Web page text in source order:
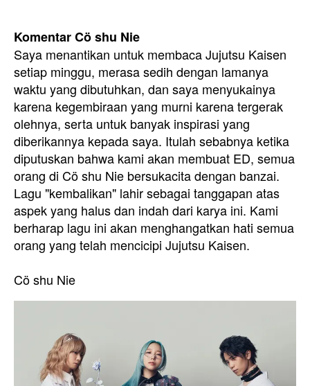
Komentar Cö shu Nie
Saya menantikan untuk membaca Jujutsu Kaisen
setiap minggu, merasa sedih dengan lamanya
waktu yang dibutuhkan, dan saya menyukainya
karena kegembiraan yang murni karena tergerak
olehnya, serta untuk banyak inspirasi yang
diberikannya kepada saya. Itulah sebabnya ketika
diputuskan bahwa kami akan membuat ED, semua
orang di Cö shu Nie bersukacita dengan banzai.
Lagu "kembalikan" lahir sebagai tanggapan atas
aspek yang halus dan indah dari karya ini. Kami
berharap lagu ini akan menghangatkan hati semua
orang yang telah mencicipi Jujutsu Kaisen.
Cö shu Nie